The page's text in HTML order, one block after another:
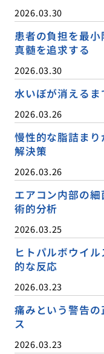
2026.03.30
患者の負担を最
真髄を追求する
2026.03.30
水いぼが消える
2026.03.26
慢性的な脂詰ま
解決策
2026.03.26
エアコン内部の
術的分析
2026.03.25
ヒトパルボウイ
的な反応
2026.03.23
痛みという警告
ス
2026.03.23